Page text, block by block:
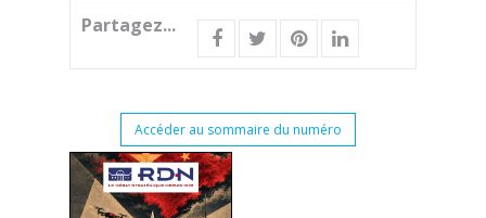
Partagez...
Accéder au sommaire du numéro